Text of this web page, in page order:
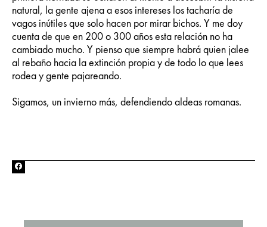
natural, la gente ajena a esos intereses los tacharía de
vagos inútiles que solo hacen por mirar bichos. Y me doy
cuenta de que en 200 o 300 años esta relación no ha
cambiado mucho. Y pienso que siempre habrá quien jalee
al rebaño hacia la extinción propia y de todo lo que lees
rodea y gente pajareando.
Sigamos, un invierno más, defendiendo aldeas romanas.